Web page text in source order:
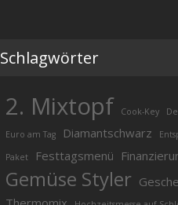
Schlagwörter
2. Mixtopf Cook-Key
Euro am Tag Diamantschwarz
Paket Festtagsmenü
Gemüse Styler